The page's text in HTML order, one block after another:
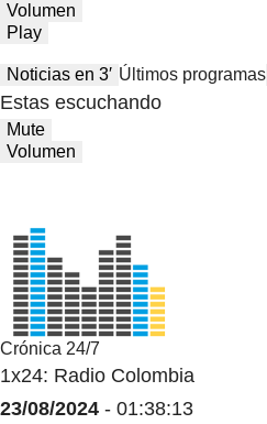
Volumen
Play
Noticias en 3′ Últimos programas
Estas escuchando
Mute
Volumen
Crónica 24/7
1x24: Radio Colombia
23/08/2024 - 01:38:13